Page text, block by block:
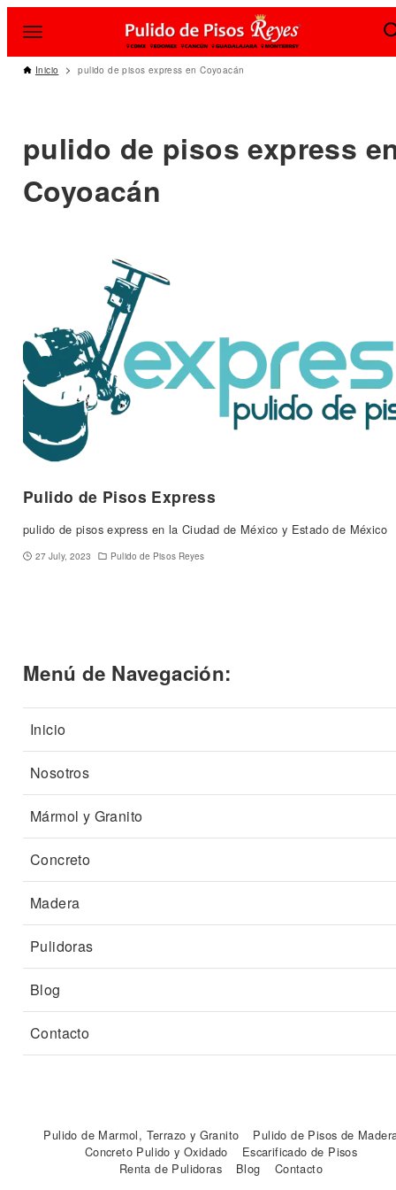
Inicio pulido de pisos express en Coyoacán
pulido de pisos express
Coyoacán
Pulido de Pisos Express
pulido de pisos express en la Ciudad de México y Estado de México
27 July, 2023 Pulido de Pisos Reyes
Menú de Navegación:
Inicio
Nosotros
Mármol y Granito
Concreto
Madera
Pulidoras
Blog
Contacto
Pulido de Marmol, Terrazo y Granito
Pulido de Pisos de
Concreto Pulido y Oxidado
Escarificado de Pisos
Renta de Pulidoras
Blog Contacto